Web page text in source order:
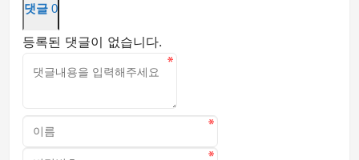
댓글 0
등록된 댓글이 없습니다.